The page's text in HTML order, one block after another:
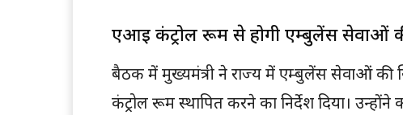
एआई कंट्रोल रूम से होगी एम्बुलेंस सेवाओं
बैठक में मुख्यमंत्री ने राज्य में एम्बुलेंस सेवाओं की
कंट्रोल रूम स्थापित करने का निर्देश दिया।